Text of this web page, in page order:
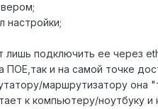
настройки;
лишь подключить ее
ПОЕ,так и на самой точке
маршрутизатору она
к компьютеру/ноутбуку и